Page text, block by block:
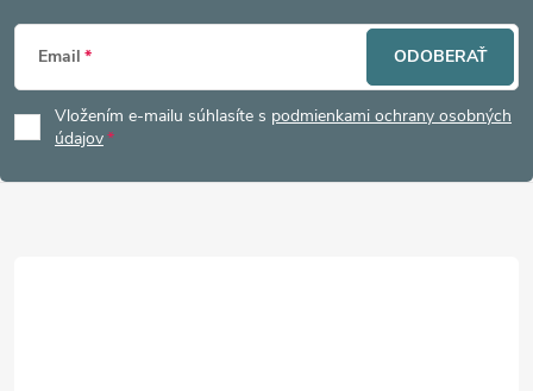
Z
á
p
Email
Vložením e-mailu súhlasíte s podmienkami ochrany osobných
údajov
ODOBERAŤ